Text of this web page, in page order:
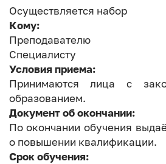
Осуществляется набор
Кому:
Преподавателю
Специалисту
Условия приема:
Принимаются лица с
образованием.
Документ об окончании:
По окончании обучения
о повышении квалификации.
Срок обучения: